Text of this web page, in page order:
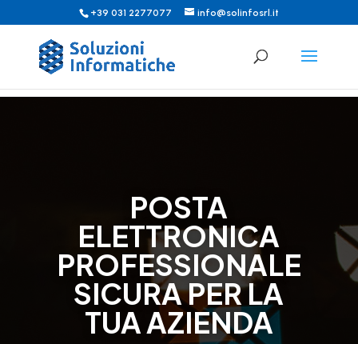
+39 031 2277077 info@solinfosrl.it
POSTA
ELETTRONICA
PROFESSIONALE
SICURA PER LA
TUA AZIENDA